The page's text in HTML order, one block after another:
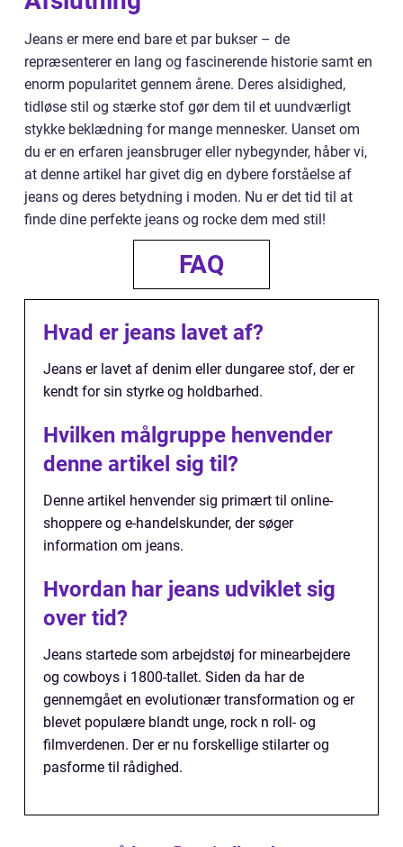
Jeans er mere end bare et par bukser – de
repræsenterer en lang og fascinerende historie samt en
enorm popularitet gennem årene. Deres alsidighed,
tidløse stil og stærke stof gør dem til et uundværligt
stykke beklædning for mange mennesker. Uanset om
du er en erfaren jeansbruger eller nybegynder, håber vi,
at denne artikel har givet dig en dybere forståelse af
jeans og deres betydning i moden. Nu er det tid til at
finde dine perfekte jeans og rocke dem med stil!
FAQ
Hvad er jeans lavet af?
Jeans er lavet af denim eller dungaree stof, der er
kendt for sin styrke og holdbarhed.
Hvilken målgruppe henvender
denne artikel sig til?
Denne artikel henvender sig primært til online-
shoppere og e-handelskunder, der søger
information om jeans.
Hvordan har jeans udviklet sig
over tid?
Jeans startede som arbejdstøj for minearbejdere
og cowboys i 1800-tallet. Siden da har de
gennemgået en evolutionær transformation og er
blevet populære blandt unge, rock n roll- og
filmverdenen. Der er nu forskellige stilarter og
pasforme til rådighed.